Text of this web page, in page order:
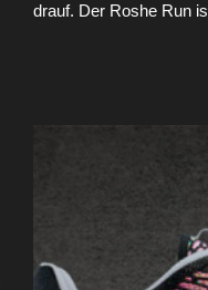
drauf. Der Roshe Run